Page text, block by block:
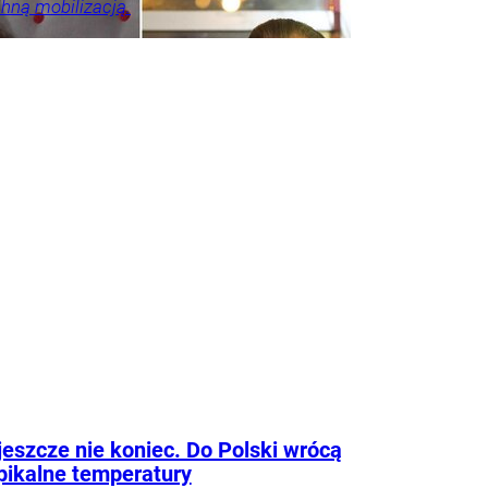
mobilizacją.
nie koniec. Do Polski wrócą
temperatury